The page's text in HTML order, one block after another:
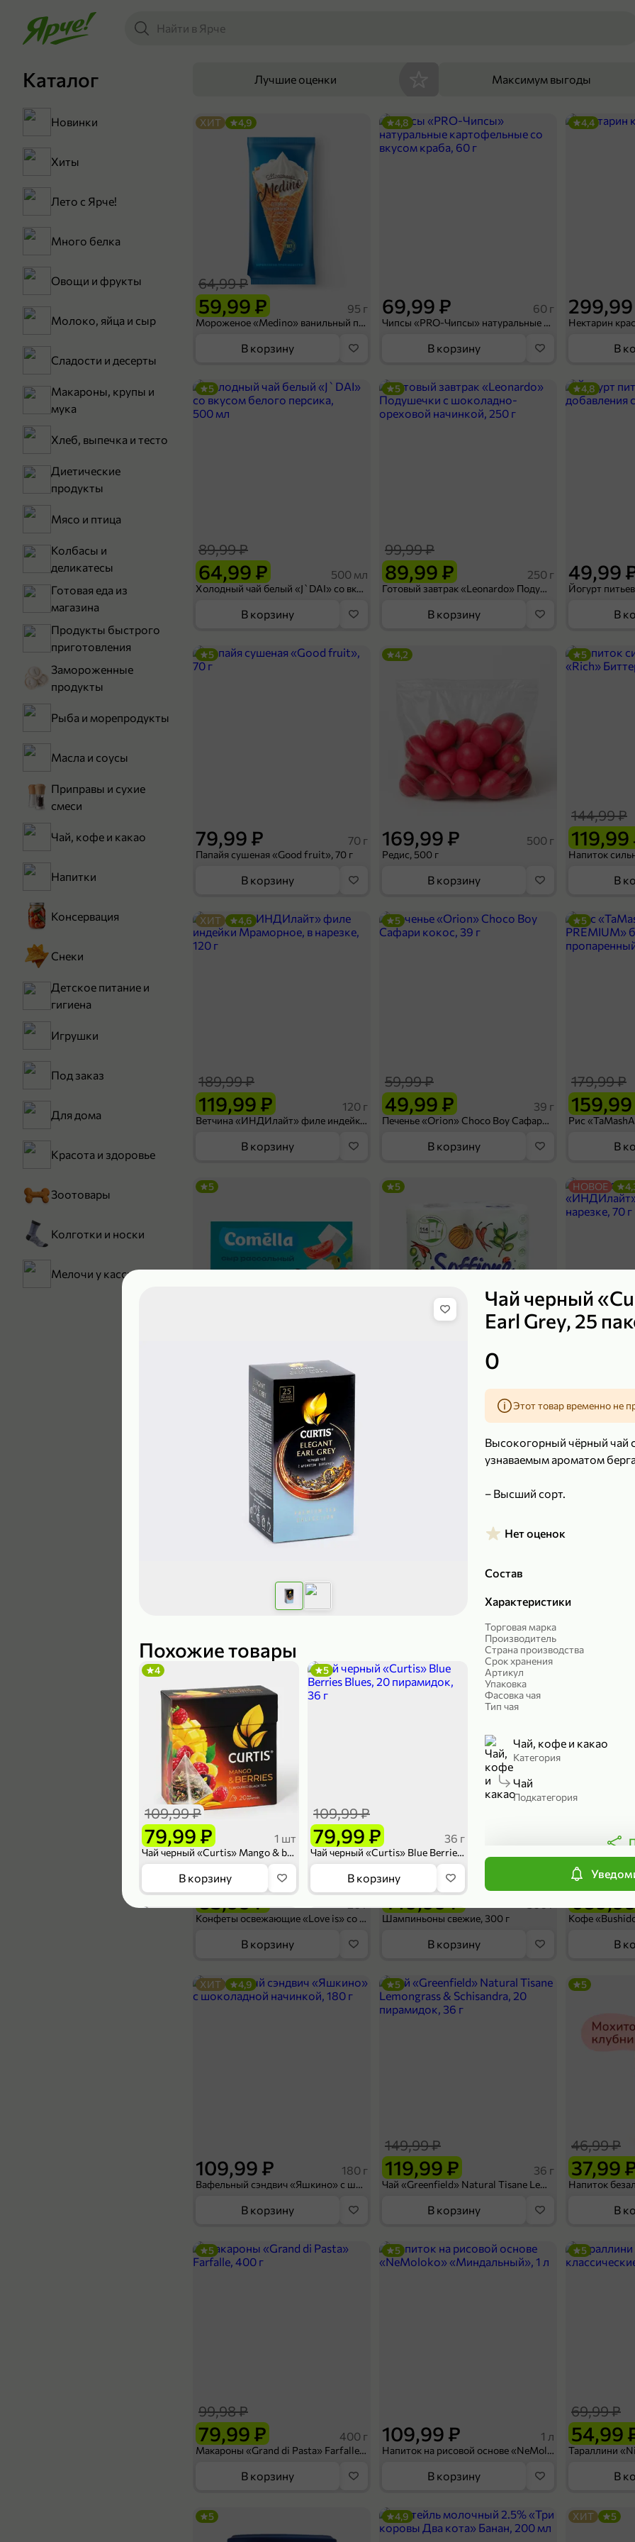
Похожие товары
79,99 ₽
109,99 ₽
1 шт
Чай черный «Curtis» Mango & berries, 20 пакетиков
4
В корзину
79,99 ₽
109,99 ₽
36 г
Чай черный «Curtis» Blue Berries Blues, 20 пирамидок, 36 г
5
В корзину
5
Чай черный
Earl Grey, 25
0
Этот товар временно не
Высокогорный чёрный чай
узнаваемым ароматом
– Высший сорт.
Нет оценок
Состав
Характеристики
Торговая марка
Производитель
Страна производства
Срок хранения
Артикул
Упаковка
Фасовка чая
Тип чая
Чай, кофе и какао
Категория
Чай
Подкатегория
Каталог
Новинки
Хиты
Лето с Ярче!
Много белка
Овощи и фрукты
Молоко, яйца и сыр
Сладости и десерты
Макароны, крупы и
мука
Хлеб, выпечка и тесто
Диетические
продукты
Мясо и птица
Колбасы и
деликатесы
Готовая еда из
магазина
Продукты быстрого
приготовления
Замороженные
продукты
Рыба и морепродукты
Масла и соусы
Приправы и сухие
смеси
Чай, кофе и какао
Напитки
Консервация
Снеки
Детское питание и
гигиена
Игрушки
Под заказ
Для дома
Красота и здоровье
Зоотовары
Колготки и носки
Мелочи у кассы
Лучшие оценки Максимум выгоды
59,99 ₽
64,99 ₽
95 г
Мороженое «Medino» ванильный пломбир в рожке, 95 г
ХИТ 4,9
В корзину
69,99 ₽ 60 г
Чипсы «PRO-Чипсы» натуральные картофельные со вкусом краба, 60 г
4,8
В корзину
Нектарин
4,4
В
64,99 ₽
89,99 ₽
500 мл
Холодный чай белый «J`DAI» со вкусом белого персика, 500 мл
5
В корзину
89,99 ₽
99,99 ₽
250 г
Готовый завтрак «Leonardo» Подушечки с шоколадно-ореховой начинкой, 250 г
5
В корзину
49,99
4,8
В
79,99 ₽ 70 г
Папайя сушеная «Good fruit», 70 г
5
В корзину
169,99 ₽ 500 г
Редис, 500 г
4,2
В корзину
119,99
144,99 ₽
5
В
119,99 ₽
189,99 ₽
120 г
Ветчина «ИНДИлайт» филе индейки Мраморное, в нарезке, 120 г
ХИТ 4,6
В корзину
49,99 ₽
59,99 ₽
39 г
Печенье «Orion» Choco Boy Сафари кокос, 39 г
5
В корзину
179,99 ₽
5
В
129,99 ₽ 200 г
Сыр рассольный 35% «Comella», 200 г
5
В корзину
Полотенца бумажные «Soffione» MENU, 2 рулона, 120 г
5 НОВОЕ
В
150 г
Риет «Сибагро» с кедровыми орехами, 150 г
В корзину
Манго «Good
4,9
83,99 ₽
104,99 ₽
Конфеты освежающие «Love is» со вкусом морской соли и маракуйи, 20 г
В корзину
149,99 ₽
169,99 ₽
Шампиньоны свежие, 300 г
В корзину
839,99 ₽
В
109,99 ₽ 180 г
Вафельный сэндвич «Яшкино» с шоколадной начинкой, 180 г
ХИТ 4,9
В корзину
119,99 ₽
149,99 ₽
36 г
Чай «Greenfield» Natural Tisane Lemongrass & Schisandra, 20 пирамидок, 36 г
5
В корзину
37,99
46,99 ₽
5
В
79,99 ₽
99,98 ₽
400 г
Макароны «Grand di Pasta» Farfalle, 400 г
5
В корзину
109,99 ₽ 1 л
Напиток на рисовой основе «NeMoloko» «Миндальный», 1 л
5
В корзину
54,99
69,99 ₽
5
В
5 4,9 ХИТ 5